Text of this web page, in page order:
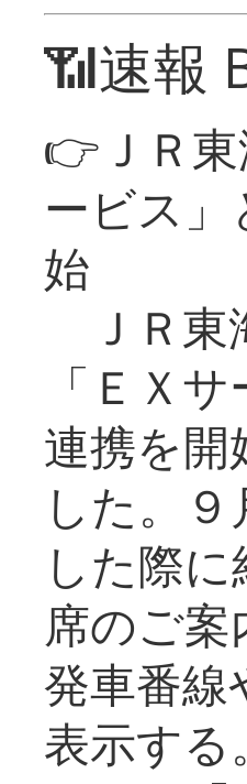
📶速報
👉ＪＲ
ービス
始
ＪＲ東
「ＥＸ
連携を
した。
した際
席のご
発車番線
表示す